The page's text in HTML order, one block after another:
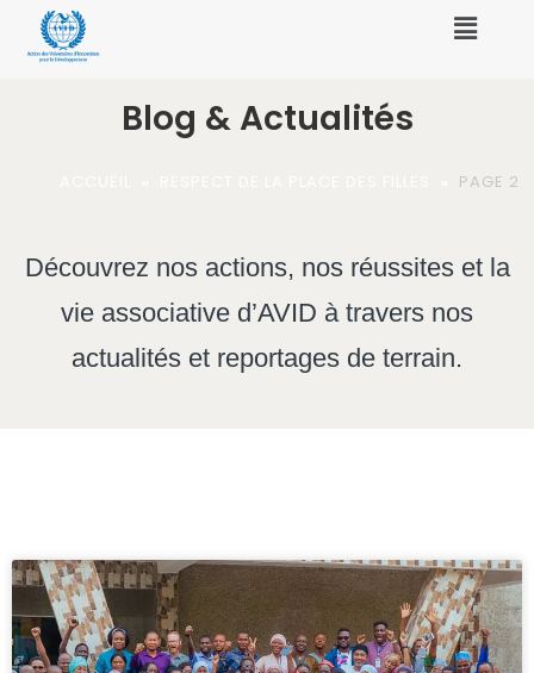
Blog & Actualités
PAGE 2
Découvrez nos actions, nos réussites et la
vie associative d’AVID à travers nos
actualités et reportages de terrain.